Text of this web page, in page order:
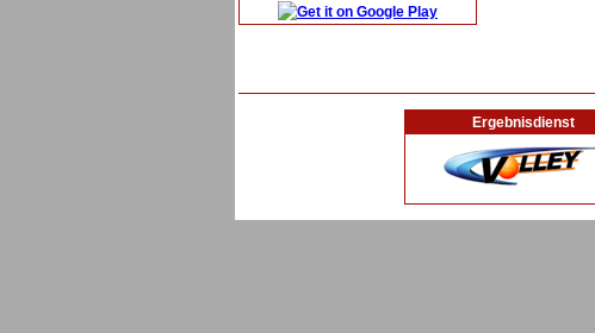
Ergebnisdienst